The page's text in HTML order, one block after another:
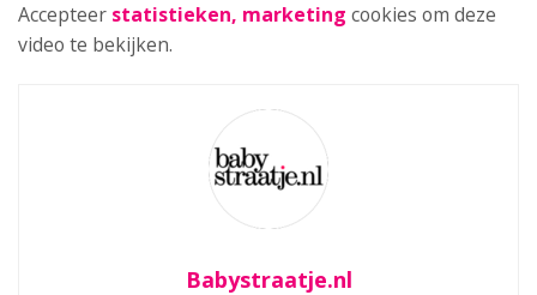
Accepteer statistieken, marketing cookies om deze
video te bekijken.
Babystraatje.nl